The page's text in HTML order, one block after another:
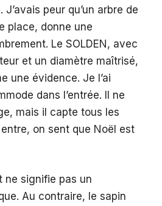
peur qu’un arbre de
place, donne une
Le SOLDEN, avec
et un diamètre maîtrisé,
une évidence. Je l’ai
dans l’entrée. Il ne
mais il capte tous les
on sent que Noël est
ne signifie pas un
Au contraire, le sapin